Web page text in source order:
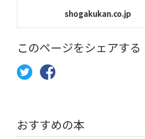
shogakukan.co.jp
このページをシェアする
おすすめの本